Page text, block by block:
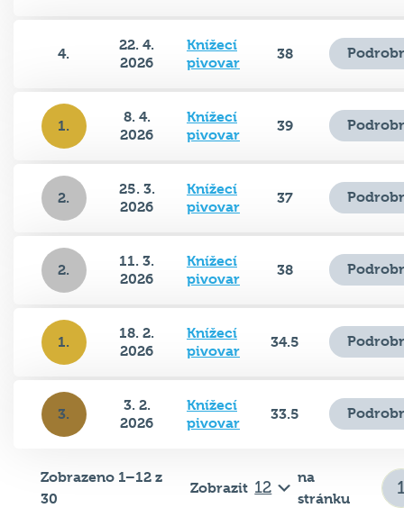
4.
22. 4.
2026
Knížecí
pivovar
38
1.
8. 4.
2026
Knížecí
pivovar
39
2.
25. 3.
2026
Knížecí
pivovar
37
2.
11. 3.
2026
Knížecí
pivovar
38
1.
18. 2.
2026
Knížecí
pivovar
34.5
3.
3. 2.
2026
Knížecí
pivovar
33.5
Zobrazeno 1–12 z
30
Zobrazit
na
stránku